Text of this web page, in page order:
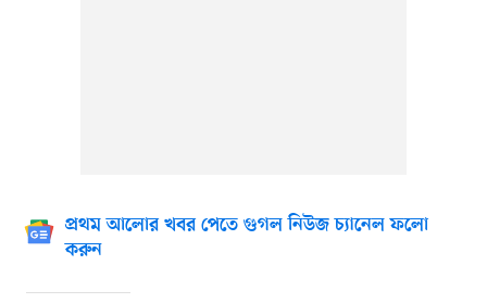
প্রথম আলোর খবর পেতে গুগল নিউজ চ্যানেল ফলো
করুন